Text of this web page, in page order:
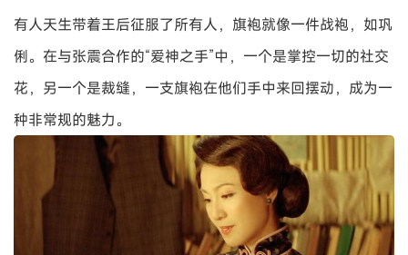
有人天生带着王后征服了所有人，旗袍就像一件战袍，如巩
俐。在与张震合作的“爱神之手”中，一个是掌控一切的社交
花，另一个是裁缝，一支旗袍在他们手中来回摆动，成为一
种非常规的魅力。